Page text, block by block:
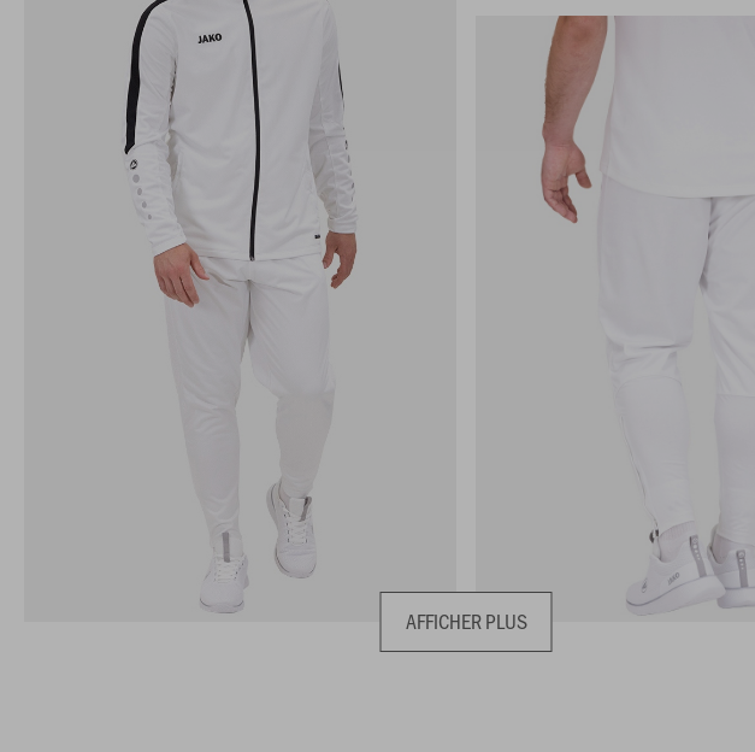
AFFICHER PLUS